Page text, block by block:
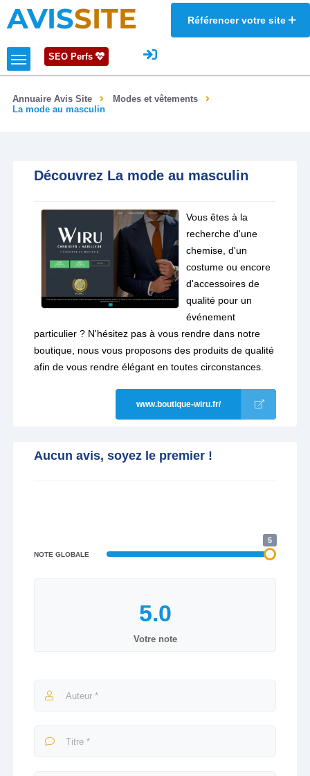
AVISSITE Référencer votre site
SEO Perfs
Annuaire Avis Site
Modes et vêtements
La mode au masculin
Découvrez La mode au masculin
Vous êtes à la
recherche d'une
chemise, d'un
costume ou encore
d'accessoires de
qualité pour un
événement
particulier ? N'hésitez pas à vous rendre dans notre
boutique, nous vous proposons des produits de qualité
afin de vous rendre élégant en toutes circonstances.
www.boutique-wiru.fr/
Aucun avis, soyez le premier !
NOTE GLOBALE
5
Votre note